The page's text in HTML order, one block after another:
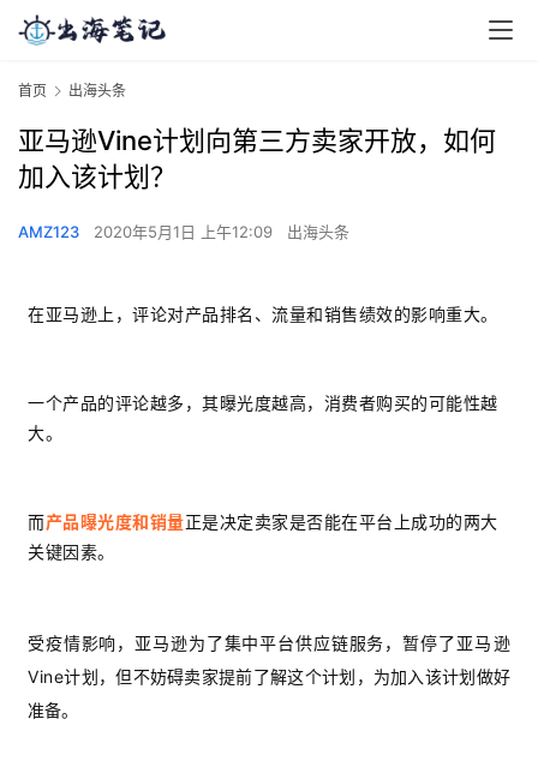
首页 出海头条
亚马逊Vine计划向第三方卖家开放，如何
加入该计划？
AMZ123 2020年5月1日 上午12:09 出海头条
在亚马逊上，评论对产品排名、流量和销售绩效的影响重大。
一个产品的评论越多，其曝光度越高，消费者购买的可能性越
大。
而产品曝光度和销量正是决定卖家是否能在平台上成功的两大
关键因素。
受疫情影响，亚马逊为了集中平台供应链服务，暂停了亚马逊
Vine计划，但不妨碍卖家提前了解这个计划，为加入该计划做好
准备。